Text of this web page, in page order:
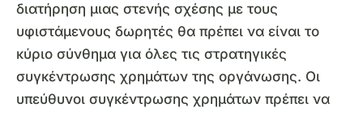
διατήρηση μιας στενής σχέσης με τους
υφιστάμενους δωρητές θα πρέπει να είναι το
κύριο σύνθημα για όλες τις στρατηγικές
συγκέντρωσης χρημάτων της οργάνωσης. Οι
υπεύθυνοι συγκέντρωσης χρημάτων πρέπει να